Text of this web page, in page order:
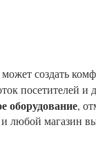
может создать
посетителей
оборудование,
любой магазин